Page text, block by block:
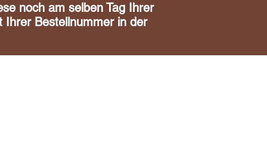
noch am selben Tag Ihrer
Bestellnummer in der